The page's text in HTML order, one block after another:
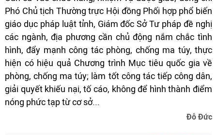
Phó Chủ tịch Thường trực Hội đồng Phối hợp phổ biến
giáo dục pháp luật tỉnh, Giám đốc Sở Tư pháp đề nghị
các ngành, địa phương cần chủ động nắm chắc tình
hình, đẩy mạnh công tác phòng, chống ma túy, thực
hiện có hiệu quả Chương trình Mục tiêu quốc gia về
phòng, chống ma túy; làm tốt công tác tiếp công dân,
giải quyết khiếu nại, tố cáo, không để hình thành điểm
nóng phức tạp từ cơ sở...
Đỗ Đức